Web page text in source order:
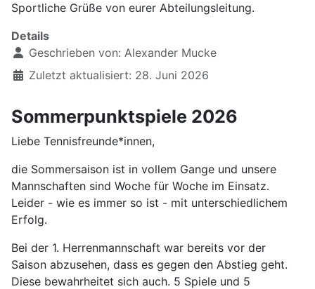
Sportliche Grüße von eurer Abteilungsleitung.
Details
Geschrieben von: Alexander Mucke
Zuletzt aktualisiert: 28. Juni 2026
Sommerpunktspiele 2026
Liebe Tennisfreunde*innen,
die Sommersaison ist in vollem Gange und unsere
Mannschaften sind Woche für Woche im Einsatz.
Leider - wie es immer so ist - mit unterschiedlichem
Erfolg.
Bei der 1. Herrenmannschaft war bereits vor der
Saison abzusehen, dass es gegen den Abstieg geht.
Diese bewahrheitet sich auch. 5 Spiele und 5